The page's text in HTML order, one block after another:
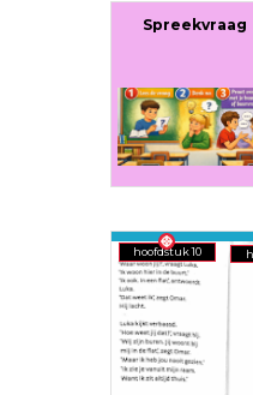
Spreekvraag
hoofdstuk 10